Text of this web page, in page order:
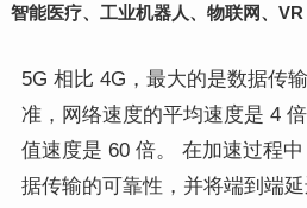
智能医疗、工业机器人、物联网、VR
5G 相比 4G，最大的是数据传
准，网络速度的平均速度是 4
值速度是 60 倍。 在加速过程
据传输的可靠性，并将端到端延